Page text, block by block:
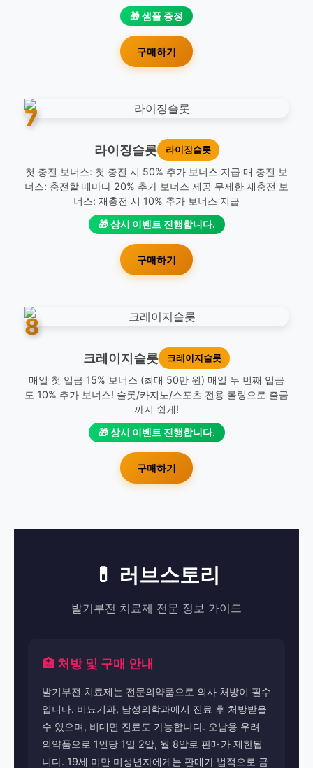
🎁 샘플 증정
구매하기
7
라이징슬롯 라이징슬롯
첫 충전 보너스: 첫 충전 시 50% 추가 보너스 지급 매 충전 보
너스: 충전할 때마다 20% 추가 보너스 제공 무제한 재충전 보
너스: 재충전 시 10% 추가 보너스 지급
🎁 상시 이벤트 진행합니다.
구매하기
8
크레이지슬롯 크레이지슬롯
매일 첫 입금 15% 보너스 (최대 50만 원) 매일 두 번째 입금
도 10% 추가 보너스! 슬롯/카지노/스포츠 전용 롤링으로 출금
까지 쉽게!
🎁 상시 이벤트 진행합니다.
구매하기
💊 러브스토리
발기부전 치료제 전문 정보 가이드
🏥 처방 및 구매 안내
발기부전 치료제는 전문의약품으로 의사 처방이 필수
입니다. 비뇨기과, 남성의학과에서 진료 후 처방받을
수 있으며, 비대면 진료도 가능합니다. 오남용 우려
의약품으로 1인당 1일 2알, 월 8알로 판매가 제한됩
니다. 19세 미만 미성년자에게는 판매가 법적으로 금